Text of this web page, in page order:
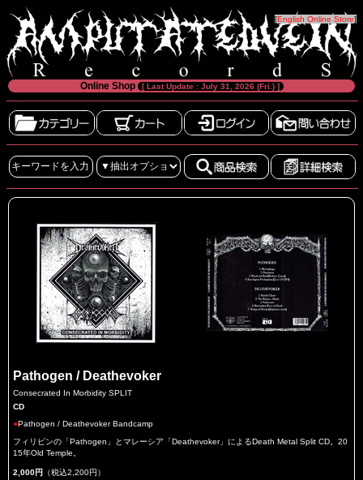
[English Online Store]
Online Shop [ Last Update : July 31, 2026 (Fri.) ]
Pathogen / Deathevoker
Consecrated In Morbidity SPLIT
CD
●Pathogen / Deathevoker Bandcamp
フィリピンの「Pathogen」とマレーシア「Deathevoker」によるDeath Metal Split CD。20
15年Old Temple。
2,000円 （税込2,200円）